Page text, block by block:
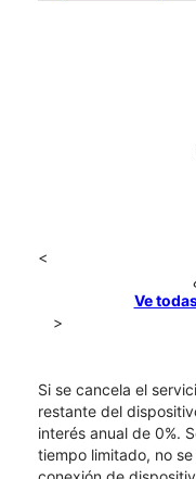
<
Ve
>
Si se cancela el
restante del
interés anual de 0%.
tiempo limitado, no